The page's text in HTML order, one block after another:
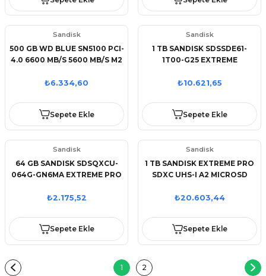
Sandisk
500 GB WD BLUE SN5100 PCI-
4.0 6600 MB/S 5600 MB/S M2
₺6.334,60
Sepete Ekle
Sandisk
1 TB SANDISK SDSSDE61-
1T00-G25 EXTREME
₺10.621,65
Sepete Ekle
Sandisk
64 GB SANDISK SDSQXCU-
064G-GN6MA EXTREME PRO
₺2.175,52
Sepete Ekle
Sandisk
1 TB SANDISK EXTREME PRO
SDXC UHS-I A2 MICROSD
₺20.603,44
Sepete Ekle
1 2